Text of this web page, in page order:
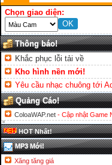
Chọn giao diện:
Thông báo!
Khắc phục lỗi tải về
Kho hình nền mới!
Yêu cầu nhạc chuông tới
Quảng Cáo!
ColoaWAP.net - Cập nhật Game
HOT Nhất!
MP3 Mới!
Xăng tăng giá